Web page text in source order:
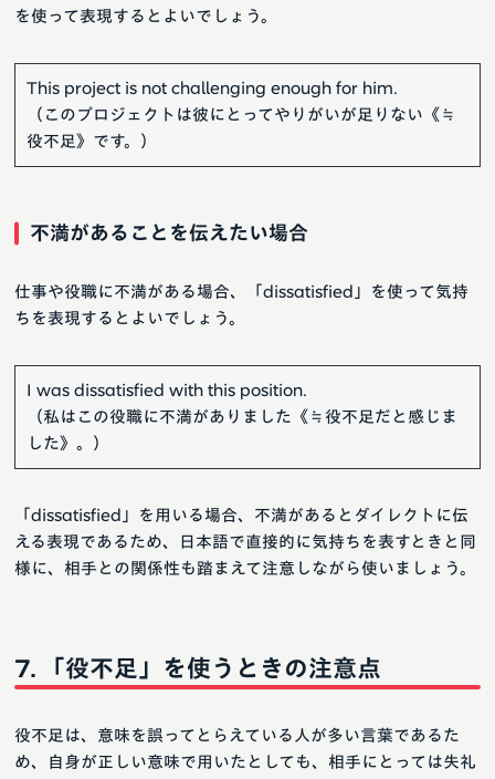
を使って表現するとよいでしょう。
This project is not challenging enough for him.
（このプロジェクトは彼にとってやりがいが足りない《≒
役不足》です。）
不満があることを伝えたい場合
仕事や役職に不満がある場合、「dissatisfied」を使って気持
ちを表現するとよいでしょう。
I was dissatisfied with this position.
（私はこの役職に不満がありました《≒役不足だと感じま
した》。）
「dissatisfied」を用いる場合、不満があるとダイレクトに伝
える表現であるため、日本語で直接的に気持ちを表すときと同
様に、相手との関係性も踏まえて注意しながら使いましょう。
「役不足」を使うときの注意点
役不足は、意味を誤ってとらえている人が多い言葉であるた
め、自身が正しい意味で用いたとしても、相手にとっては失礼